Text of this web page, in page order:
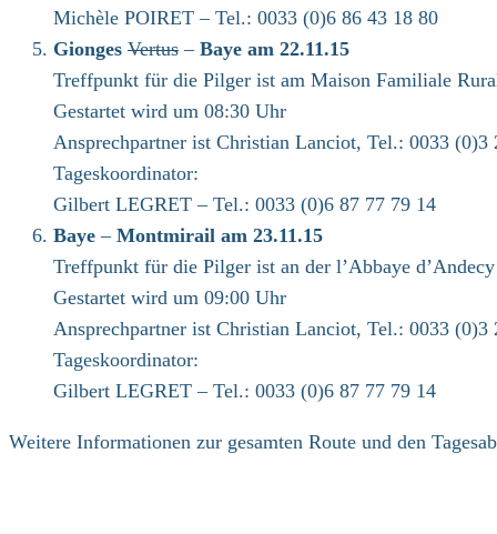
Michèle POIRET – Tel.: 0033 (0)6 86 43 18 80
Gionges Vertus – Baye am 22.11.15
Treffpunkt für die Pilger ist am Maison Familiale
Gestartet wird um 08:30 Uhr
Ansprechpartner ist Christian Lanciot, Tel.: 0033
Tageskoordinator:
Gilbert LEGRET – Tel.: 0033 (0)6 87 77 79 14
Baye – Montmirail am 23.11.15
Treffpunkt für die Pilger ist an der l’Abbaye
Gestartet wird um 09:00 Uhr
Ansprechpartner ist Christian Lanciot, Tel.: 0033
Tageskoordinator:
Gilbert LEGRET – Tel.: 0033 (0)6 87 77 79 14
Weitere Informationen zur gesamten Route und den